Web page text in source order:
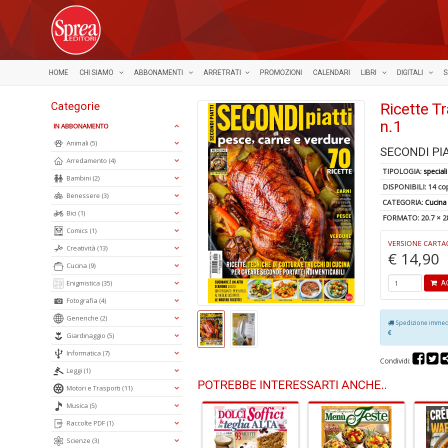
HOME CHI SIAMO ABBONAMENTI ARRETRATI PROMOZIONI CALENDARI LIBRI DIGITALI
Ricette
n.1
SECONDI
TIPOLOGIA:speciali
DISPONIBILI: 14
CATEGORIA:Cucina
FORMATO: 20.7 ×
VERSIONE
€ 14,90
Spedizione
€
Condividi:
POTREBBE INTERESSARTI ANCHE..
Categorie
IN ABBONAMENTO
Animali (5)
Arredamento (4)
Bambini (2)
Benessere (3)
Bici (1)
Comics (1)
Creatività (13)
Cucina (9)
Enigmistica (35)
Fotografia (4)
Generiche (2)
Giardinaggio (5)
Informatica (7)
Leggi (1)
Motori e Trasporti (11)
Musica (5)
Raccolte PDF (1)
Scienze (3)